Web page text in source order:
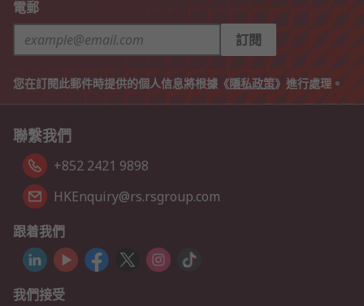
電郵
訂閱
您在訂閱此郵件時提供的個人信息將根據《隱私政策》進行處理。
聯繫我們
+852 2421 9898
HKEnquiry@rs.rsgroup.com
跟着我們
我們接受